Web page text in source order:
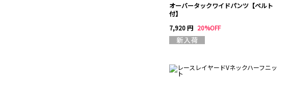
オーバータックワイドパンツ【ベルト
付】
7,920 円 20%OFF